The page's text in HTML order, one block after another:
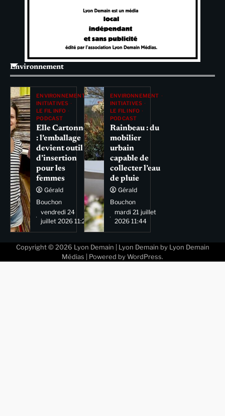
Environnement
ENVIRONNEMENT
INITIATIVES
LE FIL INFO
PODCAST
Elle Cartonne
: l’emballage
devient outil
d’insertion
pour les
femmes
Gérald
Bouchon
vendredi 24
juillet 2026 11:29
ENVIRONNEMENT
INITIATIVES
LE FIL INFO
PODCAST
Rainbeau : du
mobilier
urbain
capable de
collecter l’eau
de pluie
Gérald
Bouchon
mardi 21 juillet
2026 11:44
Copyright © 2026 Lyon Demain | Lyon Demain by Lyon Demain
Médias | Powered by WordPress.